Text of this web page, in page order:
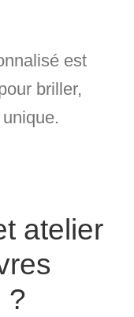
est
briller,
.
atelier
?